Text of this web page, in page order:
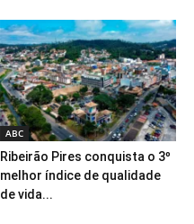
ABC
Ribeirão Pires conquista o 3º
melhor índice de qualidade
de vida...